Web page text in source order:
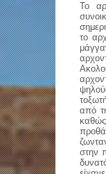
Το
το
από
στην